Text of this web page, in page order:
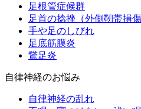
足根管症候群
足首の捻挫（外側靭帯損傷
手や足のしびれ
足底筋膜炎
鵞足炎
自律神経のお悩み
自律神経の乱れ